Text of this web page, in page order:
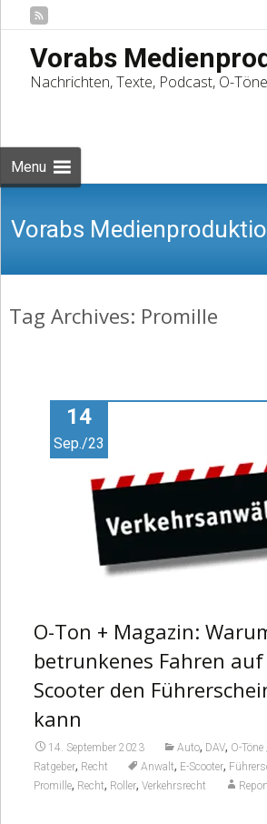
Vorabs
Nachrichten, Texte, Podcast, O-
Menu
Vorabs
Nachrichten, Texte,
Video
Tag Archives: Promille
14
Sep./23
O-Ton + Magazin:
betrunkenes Fahren auf
Scooter den
kann
14. September 2023 Auto, DAV, O-
Ratgeber, Recht Anwalt, E-Scooter,
Promille, Recht, Roller, Verkehrsrecht